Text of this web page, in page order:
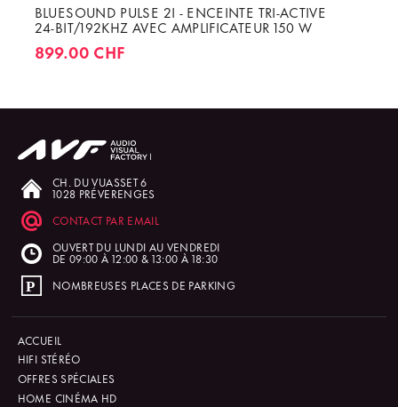
BLUESOUND PULSE 2I - ENCEINTE TRI-ACTIVE
24-BIT/192KHZ AVEC AMPLIFICATEUR 150 W
899.00 CHF
CH. DU VUASSET 6
1028 PRÉVERENGES
CONTACT PAR EMAIL
OUVERT DU LUNDI AU VENDREDI
DE 09:00 À 12:00 & 13:00 À 18:30
NOMBREUSES PLACES DE PARKING
ACCUEIL
HIFI STÉRÉO
OFFRES SPÉCIALES
HOME CINÉMA HD